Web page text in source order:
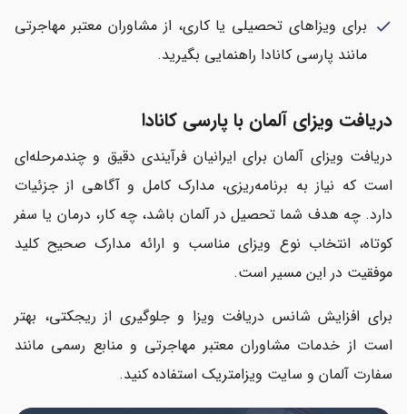
check برای ویزاهای تحصیلی یا کاری، از مشاوران معتبر مهاجرتی
مانند پارسی کانادا راهنمایی بگیرید.
دریافت ویزای آلمان با پارسی کانادا
دریافت ویزای آلمان برای ایرانیان فرآیندی دقیق و چندمرحله‌ای
است که نیاز به برنامه‌ریزی، مدارک کامل و آگاهی از جزئیات
دارد. چه هدف شما تحصیل در آلمان باشد، چه کار، درمان یا سفر
کوتاه، انتخاب نوع ویزای مناسب و ارائه مدارک صحیح کلید
موفقیت در این مسیر است.
برای افزایش شانس دریافت ویزا و جلوگیری از ریجکتی، بهتر
است از خدمات مشاوران معتبر مهاجرتی و منابع رسمی مانند
سفارت آلمان و سایت ویزامتریک استفاده کنید.